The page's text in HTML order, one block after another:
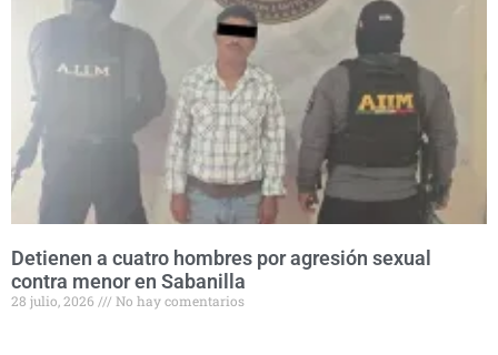
Detienen a cuatro hombres por agresión sexual
contra menor en Sabanilla
28 julio, 2026 No hay comentarios